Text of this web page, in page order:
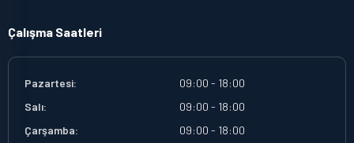
Çalışma Saatleri
Pazartesi:
09:00 - 18:00
Salı:
09:00 - 18:00
Çarşamba:
09:00 - 18:00